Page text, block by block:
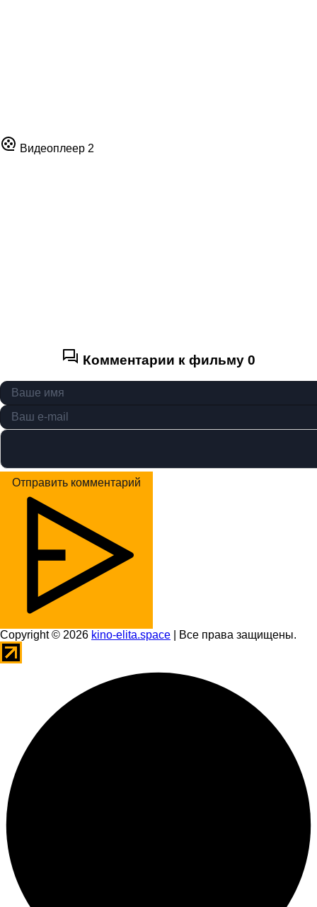
Видеоплеер 2
Комментарии к фильму 0
Отправить комментарий
Copyright © 2026 kino-elita.space | Все права защищены.